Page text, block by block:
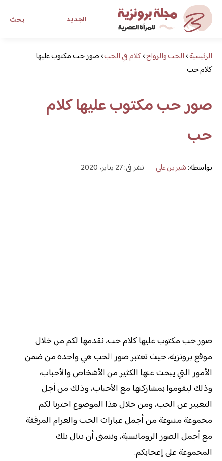
بحث الجديد
مجلة برونزية للفتاة العصريةالرئيسية›الحب والزواج›كلام في الحب›صور حب مكتوب عليها
كلام حب
صور حب مكتوب عليها كلام
حب
بواسطة:شيرين علي نشر في: 27 يناير، 2020
صور حب مكتوب عليها كلام حب، نقدمها لكم من خلال
موقع برونزية، حيث تعتبر صور الحب هي واحدة من ضمن
الأمور التي يبحث عنها الكثير من الأشخاص والأحباب،
وذلك ليقوموا بمشاركتها مع الأحباب، وذلك من أجل
التعبير عن الحب، ومن خلال هذا الموضوع اخترنا لكم
مجموعة متنوعة من أجمل عبارات الحب والغرام المرفقة
مع أجمل الصور الرومانسية، ونتمنى أن تنال تلك
المجموعة على إعجابكم.